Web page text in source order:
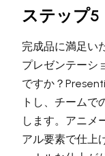
ステップ5
完成品に満足い
プレゼンテーシ
ですか？
トし、チームで
します。アニメ
アル要素で仕上